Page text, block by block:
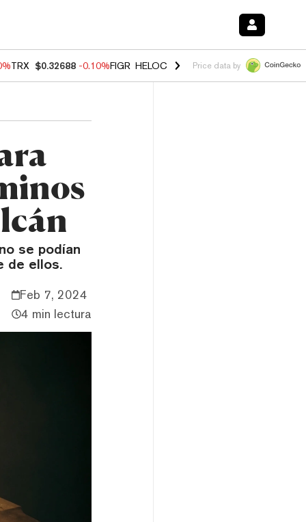
TRX $0.32688 -0.10%FIGR_HELOC $1.02 1.70%HYPE $55.95 -
Price data by
se podían
de ellos.
Feb 7, 2024
4 min lectura